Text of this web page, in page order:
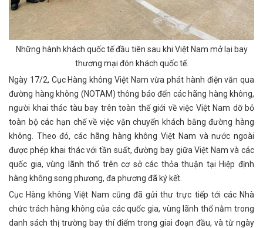
Những hành khách quốc tế đầu tiên sau khi Việt Nam mở lại bay
thương mại đón khách quốc tế.
Ngày 17/2, Cục Hàng không Việt Nam vừa phát hành điện văn qua
đường hàng không (NOTAM) thông báo đến các hãng hàng không,
người khai thác tàu bay trên toàn thế giới về việc Việt Nam dỡ bỏ
toàn bộ các hạn chế về việc vận chuyển khách bằng đường hàng
không. Theo đó, các hãng hàng không Việt Nam và nước ngoài
được phép khai thác với tần suất, đường bay giữa Việt Nam và các
quốc gia, vùng lãnh thổ trên cơ sở các thỏa thuận tại Hiệp định
hàng không song phương, đa phương đã ký kết.
Cục Hàng không Việt Nam cũng đã gửi thư trực tiếp tới các Nhà
chức trách hàng không của các quốc gia, vùng lãnh thổ nằm trong
danh sách thị trường bay thí điểm trong giai đoạn đầu, và từ ngày